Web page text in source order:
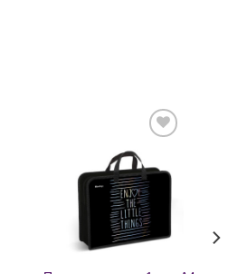
Добавить
в список
желаний